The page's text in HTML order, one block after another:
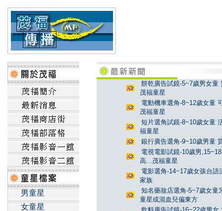
男童星
女童星
餅乾廣告試鏡-5~7歲男女
茂福童星
電動機車選角-8~12歲女童
茂福童星
短片選角試鏡-8~10歲女童
福童星
銀行廣告選角-9~10歲男童
電視電影試鏡-10歲男
高...茂福童星
電影選角-14~17歲女孩台
家族
知名藥妝店選角-5~7歲女童
童星或混血兒偏東方